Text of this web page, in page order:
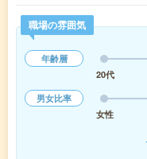
職場の雰囲気
年齢層
20代
男女比率
女性